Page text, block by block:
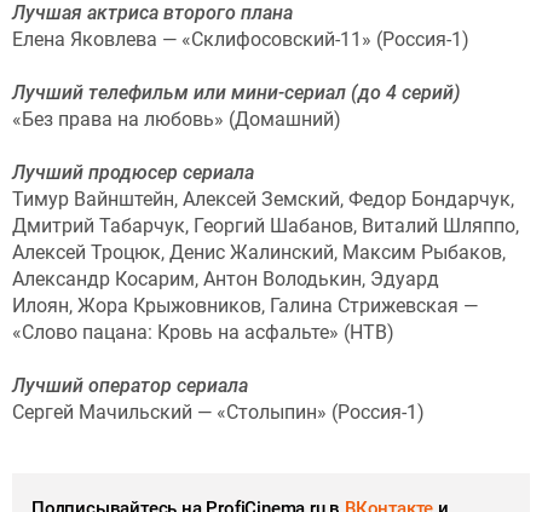
Лучшая актриса второго плана
Елена Яковлева — «Склифосовский-11» (Россия-1)
Лучший телефильм или мини-сериал (до 4 серий)
«Без права на любовь» (Домашний)
Лучший продюсер сериала
Тимур Вайнштейн, Алексей Земский, Федор Бондарчук,
Дмитрий Табарчук, Георгий Шабанов, Виталий Шляппо,
Алексей Троцюк, Денис Жалинский, Максим Рыбаков,
Александр Косарим, Антон Володькин, Эдуард
Илоян, Жора Крыжовников, Галина Стрижевская —
«Слово пацана: Кровь на асфальте» (НТВ)
Лучший оператор сериала
Сергей Мачильский — «Столыпин» (Россия-1)